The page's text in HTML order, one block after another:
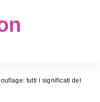
tutti i significati del